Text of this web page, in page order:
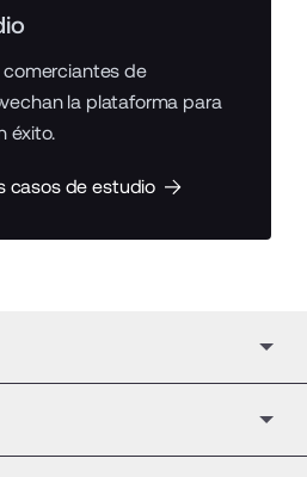
de
la plataforma para
éxito.
casos de estudio